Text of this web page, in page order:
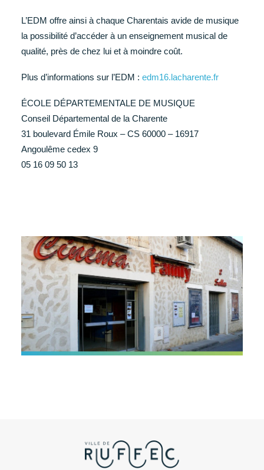
L’EDM offre ainsi à chaque Charentais avide de musique
la possibilité d’accéder à un enseignement musical de
qualité, près de chez lui et à moindre coût.
Plus d’informations sur l’EDM : edm16.lacharente.fr
ÉCOLE DÉPARTEMENTALE DE MUSIQUE
Conseil Départemental de la Charente
31 boulevard Émile Roux – CS 60000 – 16917
Angoulême cedex 9
05 16 09 50 13